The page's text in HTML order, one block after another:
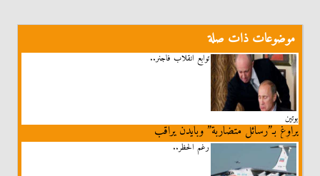
موضوعات ذات صلة
توابع انقلاب فاجنر..
بوتين
يراوغ بـ”رسائل متضاربة” وبايدن يراقب
رغم الحظر..